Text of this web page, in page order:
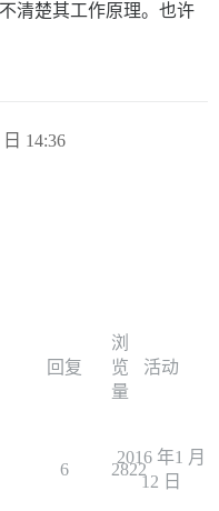
清楚其工作原理。也许
14:36
回复
浏
览
量
活动
6 2822
2016 年1 月
12 日